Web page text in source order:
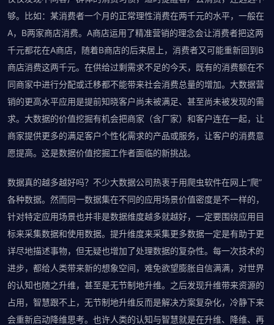
够。比如：某消费者一个月的正常理性消费在两千元的水平，一般在
A，B两家商店消费。A商店运用了精准营销的理念会让消费者把这两
千元都花在A商店，随着B商店的后来居上，消费者又可能重新回到B
商店消费这两千元。在供给过剩需求不足的今天，既有的消费额在不
同商家中进行分配或迁移都不能带来社会消费总量的增加。大数据营
销的更高水平应用是提前知晓客户尚未被满足、甚至尚未被发现的需
求。大数据的价值挖掘有机会把商家（含厂家）和客户连在一起，让
商家提供更多的满足客户个性化需求的产品或服务，让客户的消费意
愿提高。这是数据价值挖掘工作者面临的新挑战。
数据真的越多越好吗？不少大数据公司热衷于用爬虫软件在网上“爬”
各种数据。然而同一数据集在不同的应用场景价值密度是不一样的，
针对特定应用场景也并非是数据维度越多就越好，一定要围绕应用目
标来采集数据和使用数据。提升维度来采集更多数据一定是有助于更
详尽地描述事物，但无疑也增加了处理数据的复杂性。每一次技术的
进步，都给人类带来新的想象空间，难免欲望膨胀自信满满，对世界
的认知也随之升维，甚至是无节制地升维。之后发现升维带来资源的
占用，智慧跟不上，无节制地升维反而是解决方案复杂化，冷静下来
会重新启动降维思考。也许人类的认知与智慧就是在升维、降维、再